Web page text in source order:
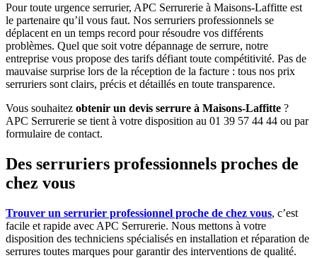
Pour toute urgence serrurier, APC Serrurerie à Maisons-Laffitte est
le partenaire qu’il vous faut. Nos serruriers professionnels se
déplacent en un temps record pour résoudre vos différents
problèmes. Quel que soit votre dépannage de serrure, notre
entreprise vous propose des tarifs défiant toute compétitivité. Pas de
mauvaise surprise lors de la réception de la facture : tous nos prix
serruriers sont clairs, précis et détaillés en toute transparence.
Vous souhaitez obtenir un devis serrure à Maisons-Laffitte ?
APC Serrurerie se tient à votre disposition au 01 39 57 44 44 ou par
formulaire de contact.
Des serruriers professionnels proches de
chez vous
Trouver un serrurier professionnel proche de chez vous, c’est
facile et rapide avec APC Serrurerie. Nous mettons à votre
disposition des techniciens spécialisés en installation et réparation de
serrures toutes marques pour garantir des interventions de qualité.